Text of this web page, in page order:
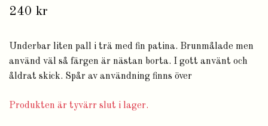
240 kr
Underbar liten pall i trä med fin patina. Brunmålade men
använd väl så färgen är nästan borta. I gott använt och
åldrat skick. Spår av användning finns över
Produkten är tyvärr slut i lager.